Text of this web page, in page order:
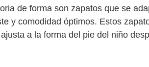
de forma son zapatos que se
y comodidad óptimos. Estos
a la forma del pie del niño